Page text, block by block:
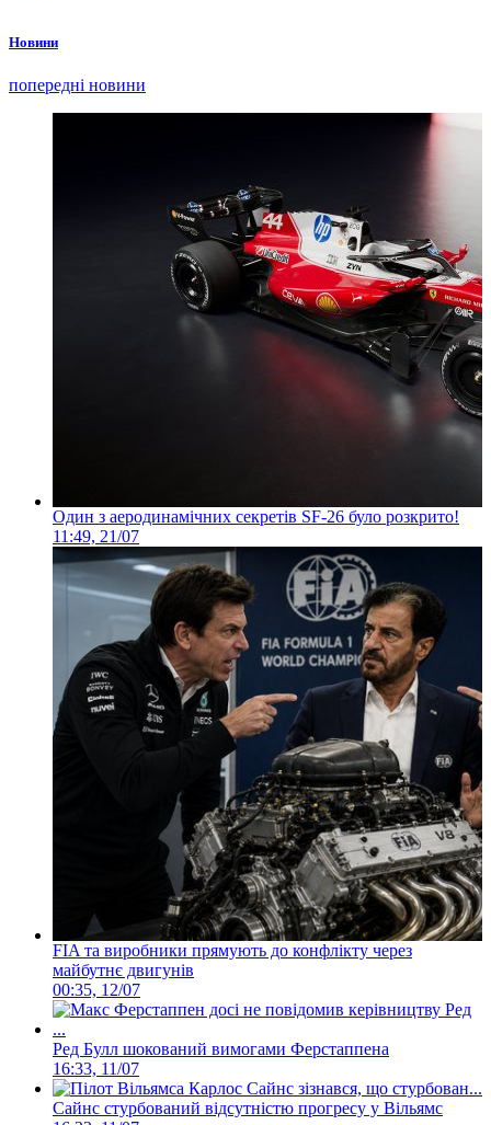
Новини
попередні новини
Один з аеродинамічних секретів SF-26 було розкрито!
11:49, 21/07
FIA та виробники прямують до конфлікту через
майбутнє двигунів
00:35, 12/07
Ред Булл шокований вимогами Ферстаппена
16:33, 11/07
Сайнс стурбований відсутністю прогресу у Вільямс